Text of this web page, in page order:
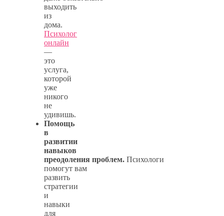
выходить
из
дома.
Психолог
онлайн
—
это
услуга,
которой
уже
никого
не
удивишь.
Помощь
в
развитии
навыков
преодоления проблем. Психологи
помогут вам
развить
стратегии
и
навыки
для